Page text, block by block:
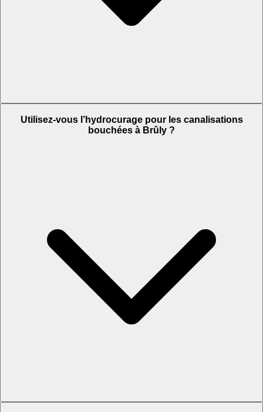
Utilisez-vous l’hydrocurage pour les canalisations
bouchées à Brûly ?